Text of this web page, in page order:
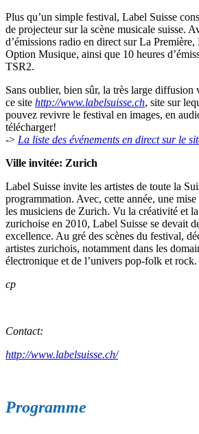
Plus qu’un simple festival, Label Suisse
de projecteur sur la scène musicale suisse.
d’émissions radio en direct sur La
Option Musique, ainsi que 10 heures
TSR2.
Sans oublier, bien sûr, la très large diffusion
ce site http://www.labelsuisse.ch, site sur
pouvez revivre le festival en images, en
télécharger!
-> La liste des événements en direct sur le
Ville invitée: Zurich
Label Suisse invite les artistes de toute la
programmation. Avec, cette année, une
les musiciens de Zurich. Vu la créativité et
zurichoise en 2010, Label Suisse se devait
excellence. Au gré des scènes du festival,
artistes zurichois, notamment dans les
électronique et de l’univers pop-folk et rock.
cp
Contact:
http://www.labelsuisse.ch/
Programme